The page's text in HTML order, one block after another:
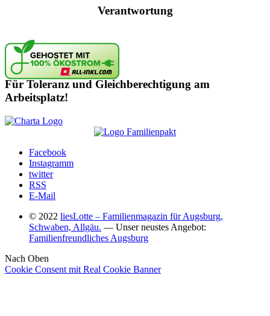
Verantwortung
Für Toleranz und Gleichberechtigung am
Arbeitsplatz!
Facebook
Instagramm
twitter
RSS
E-Mail
© 2022 liesLotte – Familienmagazin für Augsburg,
Schwaben, Allgäu. — Unser neustes Angebot:
Familienfreundliches Augsburg
Nach Oben
Cookie Consent mit Real Cookie Banner